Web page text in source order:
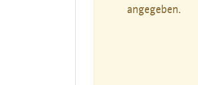
angegeben.